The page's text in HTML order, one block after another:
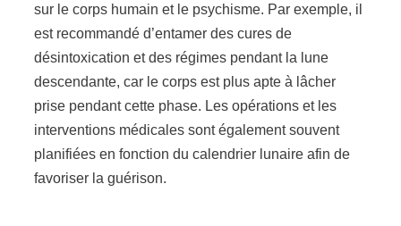
sur le corps humain et le psychisme. Par exemple, il
est recommandé d’entamer des cures de
désintoxication et des régimes pendant la lune
descendante, car le corps est plus apte à lâcher
prise pendant cette phase. Les opérations et les
interventions médicales sont également souvent
planifiées en fonction du calendrier lunaire afin de
favoriser la guérison.